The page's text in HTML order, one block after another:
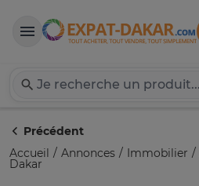
Expat-Dakar
Précédent
Accueil
Annonces Immobilier
Dakar